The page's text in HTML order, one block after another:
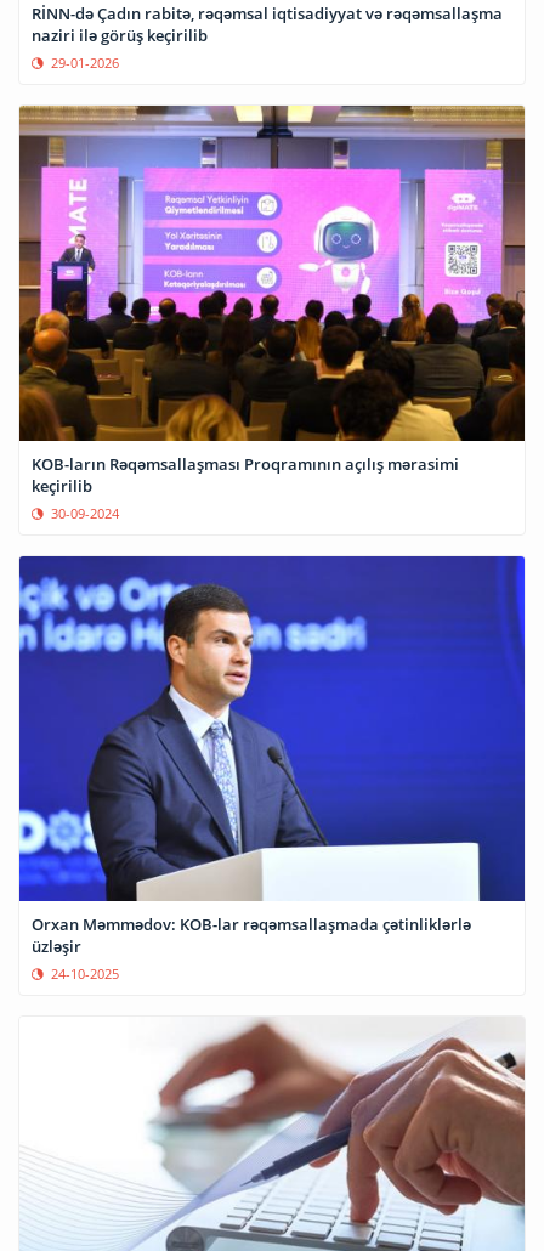
RİNN-də Çadın rabitə, rəqəmsal iqtisadiyyat və rəqəmsallaşma
naziri ilə görüş keçirilib
29-01-2026
KOB-ların Rəqəmsallaşması Proqramının açılış mərasimi
keçirilib
30-09-2024
Orxan Məmmədov: KOB-lar rəqəmsallaşmada çətinliklərlə
üzləşir
24-10-2025